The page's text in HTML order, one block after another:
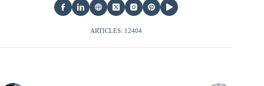
ARTICLES: 12404